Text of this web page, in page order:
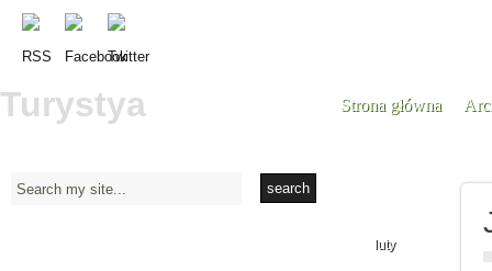
Turystya Strona główna
luty